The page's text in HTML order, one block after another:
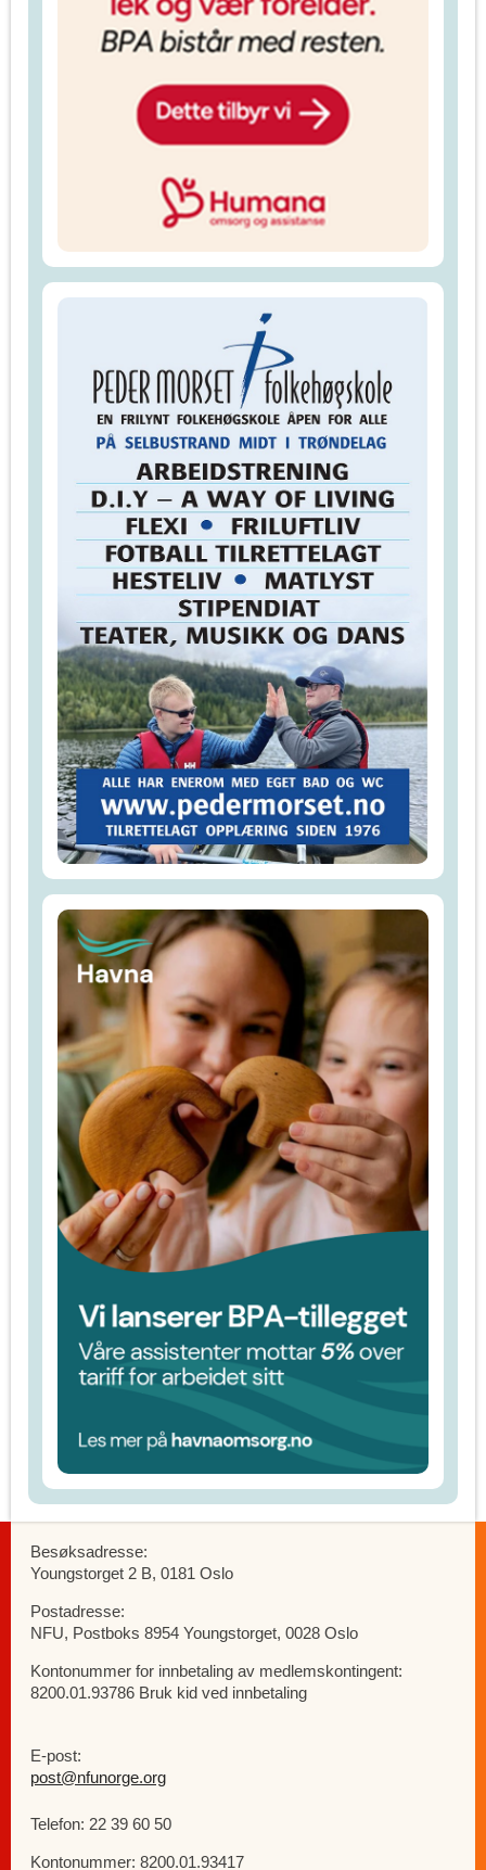
Besøksadresse:
Youngstorget 2 B, 0181 Oslo
Postadresse:
NFU, Postboks 8954 Youngstorget, 0028 Oslo
Kontonummer for innbetaling av medlemskontingent:
8200.01.93786 Bruk kid ved innbetaling
E-post:
post@nfunorge.org
Telefon: 22 39 60 50
Kontonummer: 8200.01.93417